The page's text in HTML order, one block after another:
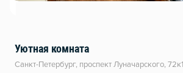
Уютная комната
Санкт-Петербург, проспект Луначарского, 72к1